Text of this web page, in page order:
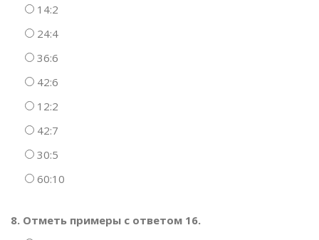
14:2
24:4
36:6
42:6
12:2
42:7
30:5
60:10
8. Отметь примеры с ответом 16.